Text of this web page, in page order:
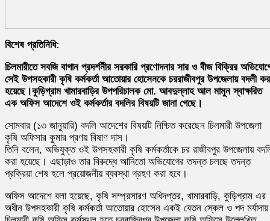
বিশেষ প্রতিনিধি:
চিলমারীতে সবজি বাগান প্রদর্শনীর সরকারি প্রণোদনার সার ও বীজ বিক্রির
সেই উপসহকারী কৃষি কর্মকর্তা আতোয়ার হোসেনকে চররাজীবপুর উপজেলায় বদলী
হয়েছে।কুড়িগ্রাম খামারবাড়ির উপপরিচালক মো. আবদুল্লাহ আল মামুন স্বাক্ষরিত
এক অফিস আদেশে ওই কর্মকর্তার বদলির বিষয়টি জানা গেছে।
সোমবার (১৩ জানুয়ারি) বদলি আদেশের বিষয়টি নিশ্চিত করেছেন চিলমারী উপজেলা
কৃষি অফিসার কুমার প্রণয় বিষাণ দাস।
তিনি বলেন, অভিযুক্ত ওই উপসহকারী কৃষি কর্মকর্তাকে চর রাজীবপুর উপজেলায়
করা হয়েছে। এছাড়াও তার বিরুদ্ধে আনিতো অভিযোগের তদন্ত চলছে তদন্ত
প্রক্রিয়া শেষ হলে প্রয়োজনীয় ব্যবস্থা গ্রহণ করা হবে।
অফিস আদেশে বলা হয়েছে, কৃষি সম্প্রসারণ অধিদপ্তর, খামারবাড়ি, কুড়িগ্রাম এর
অধীন উপসহকারী কৃষি কর্মকর্তা আতোয়ার হোসেন একই বেতন স্কেল ও পদ মর্যাদায়